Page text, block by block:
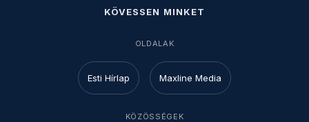
KÖVESSEN MINKET
OLDALAK
Esti Hírlap Maxline Media
KÖZÖSSÉGEK